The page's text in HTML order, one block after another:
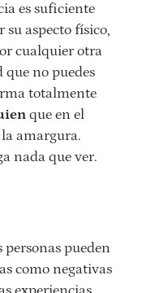
es suficiente
su aspecto físico,
cualquier otra
no puedes
totalmente
que en el
amargura.
nada que ver.
personas pueden
como negativas